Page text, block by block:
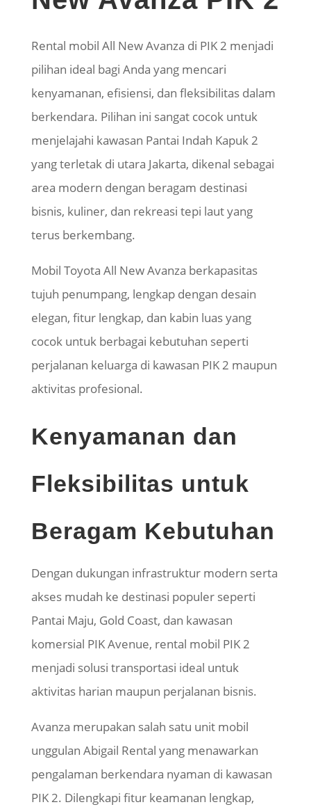
Rental mobil All New Avanza di PIK 2 menjadi
pilihan ideal bagi Anda yang mencari
kenyamanan, efisiensi, dan fleksibilitas dalam
berkendara. Pilihan ini sangat cocok untuk
menjelajahi kawasan Pantai Indah Kapuk 2
yang terletak di utara Jakarta, dikenal sebagai
area modern dengan beragam destinasi
bisnis, kuliner, dan rekreasi tepi laut yang
terus berkembang.
Mobil Toyota All New Avanza berkapasitas
tujuh penumpang, lengkap dengan desain
elegan, fitur lengkap, dan kabin luas yang
cocok untuk berbagai kebutuhan seperti
perjalanan keluarga di kawasan PIK 2 maupun
aktivitas profesional.
Kenyamanan dan
Fleksibilitas untuk
Beragam Kebutuhan
Dengan dukungan infrastruktur modern serta
akses mudah ke destinasi populer seperti
Pantai Maju, Gold Coast, dan kawasan
komersial PIK Avenue, rental mobil PIK 2
menjadi solusi transportasi ideal untuk
aktivitas harian maupun perjalanan bisnis.
Avanza merupakan salah satu unit mobil
unggulan Abigail Rental yang menawarkan
pengalaman berkendara nyaman di kawasan
PIK 2. Dilengkapi fitur keamanan lengkap,